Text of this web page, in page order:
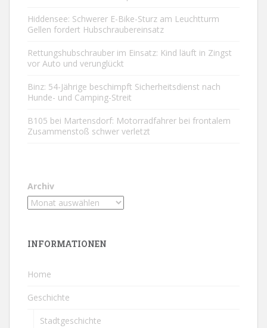
Hiddensee: Schwerer E-Bike-Sturz am Leuchtturm
Gellen fordert Hubschraubereinsatz
Rettungshubschrauber im Einsatz: Kind läuft in Zingst
vor Auto und verunglückt
Binz: 54-Jährige beschimpft Sicherheitsdienst nach
Hunde- und Camping-Streit
B105 bei Martensdorf: Motorradfahrer bei frontalem
Zusammenstoß schwer verletzt
Archiv
INFORMATIONEN
Home
Geschichte
Stadtgeschichte